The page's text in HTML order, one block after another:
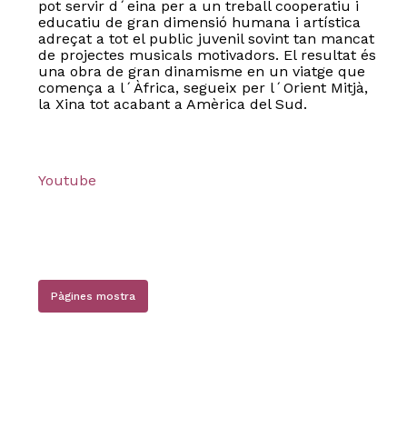
pot servir d´eina per a un treball cooperatiu i
educatiu de gran dimensió humana i artística
adreçat a tot el public juvenil sovint tan mancat
de projectes musicals motivadors. El resultat és
una obra de gran dinamisme en un viatge que
comença a l´Àfrica, segueix per l´Orient Mitjà,
la Xina tot acabant a Amèrica del Sud.
Youtube
Pàgines mostra